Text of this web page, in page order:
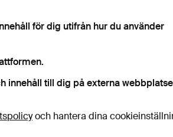
för dig utifrån hur du använder
innehåll till dig på externa
och hantera dina